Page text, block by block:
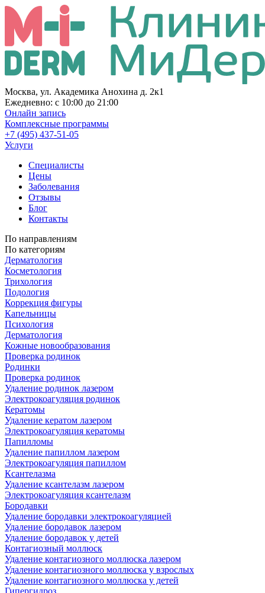
Москва, ул. Академика Анохина д. 2к1
Ежедневно: с 10:00 до 21:00
Онлайн запись
Комплексные программы
+7 (495) 437-51-05
Услуги
Специалисты
Цены
Заболевания
Отзывы
Блог
Контакты
По направлениям
По категориям
Дерматология
Косметология
Трихология
Подология
Коррекция фигуры
Капельницы
Психология
Дерматология
Кожные новообразования
Проверка родинок
Родинки
Проверка родинок
Удаление родинок лазером
Электрокоагуляция родинок
Кератомы
Удаление кератом лазером
Электрокоагуляция кератомы
Папилломы
Удаление папиллом лазером
Электрокоагуляция папиллом
Ксантелазма
Удаление ксантелазм лазером
Электрокоагуляция ксантелазм
Бородавки
Удаление бородавки электрокоагуляцией
Удаление бородавок лазером
Удаление бородавок у детей
Контагиозный моллюск
Удаление контагиозного моллюска лазером
Удаление контагиозного моллюска у взрослых
Удаление контагиозного моллюска у детей
Гипергидроз